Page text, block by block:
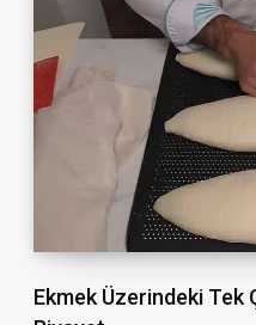
Ekmek Üzerindeki Tek